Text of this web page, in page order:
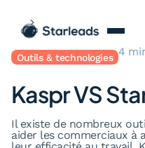
Blog
Outils & technologies 4
Kaspr VS
Il existe de nombreux
aider les commerciaux